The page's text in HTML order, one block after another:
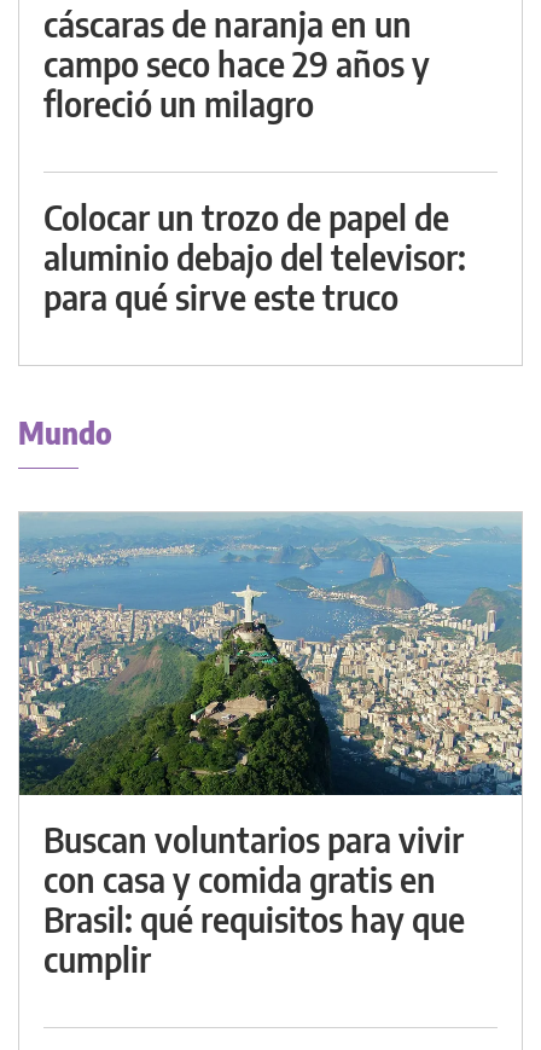
cáscaras de naranja en un
campo seco hace 29 años y
floreció un milagro
Colocar un trozo de papel de
aluminio debajo del televisor:
para qué sirve este truco
Mundo
Buscan voluntarios para vivir
con casa y comida gratis en
Brasil: qué requisitos hay que
cumplir